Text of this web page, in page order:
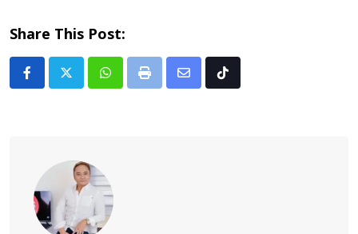
Share This Post:
Whatsapp
Print
Share Tiktok